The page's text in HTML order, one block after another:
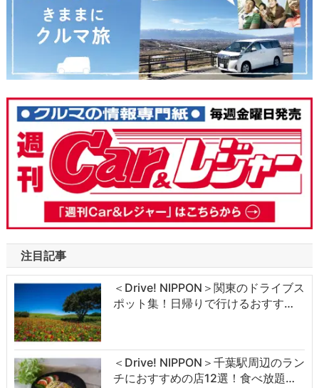
注目記事
＜Drive! NIPPON＞関東のドライブス
ポット集！日帰りで行けるおすす…
＜Drive! NIPPON＞千葉駅周辺のラン
チにおすすめの店12選！食べ放題…